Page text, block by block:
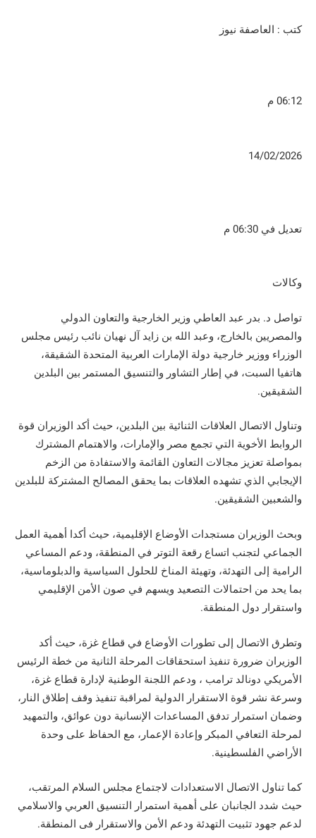
كتب : العاصفة نيوز
06:12 م
14/02/2026
تعديل في 06:30 م
وكالات
تواصل د. بدر عبد العاطي وزير الخارجية والتعاون الدولي
والمصريين بالخارج، وعبد الله بن زايد آل نهيان نائب رئيس مجلس
الوزراء ووزير خارجية دولة الإمارات العربية المتحدة الشقيقة،
هاتفيا السبت، في إطار التشاور والتنسيق المستمر بين البلدين
الشقيقين.
وتناول الاتصال العلاقات الثنائية بين البلدين، حيث أكد الوزيران قوة
الروابط الأخوية التي تجمع مصر والإمارات، والاهتمام المشترك
بمواصلة تعزيز مجالات التعاون القائمة والاستفادة من الزخم
الإيجابي الذي تشهده العلاقات بما يحقق المصالح المشتركة للبلدين
والشعبين الشقيقين.
وبحث الوزيران مستجدات الأوضاع الإقليمية، حيث أكدا أهمية العمل
الجماعي لتجنب اتساع رقعة التوتر في المنطقة، ودعم المساعي
الرامية إلى التهدئة، وتهيئة المناخ للحلول السياسية والدبلوماسية،
بما يحد من احتمالات التصعيد ويسهم في صون الأمن الإقليمي
واستقرار دول المنطقة.
وتطرق الاتصال إلى تطورات الأوضاع في قطاع غزة، حيث أكد
الوزيران ضرورة تنفيذ استحقاقات المرحلة الثانية من خطة الرئيس
الأمريكي دونالد ترامب ، ودعم اللجنة الوطنية لإدارة قطاع غزة،
وسرعة نشر قوة الاستقرار الدولية لمراقبة تنفيذ وقف إطلاق النار،
وضمان استمرار تدفق المساعدات الإنسانية دون عوائق، والتمهيد
لمرحلة التعافي المبكر وإعادة الإعمار، مع الحفاظ على وحدة
الأراضي الفلسطينية.
كما تناول الاتصال الاستعدادات لاجتماع مجلس السلام المرتقب،
حيث شدد الجانبان على أهمية استمرار التنسيق العربي والاسلامي
لدعم جهود تثبيت التهدئة ودعم الأمن والاستقرار فى المنطقة.